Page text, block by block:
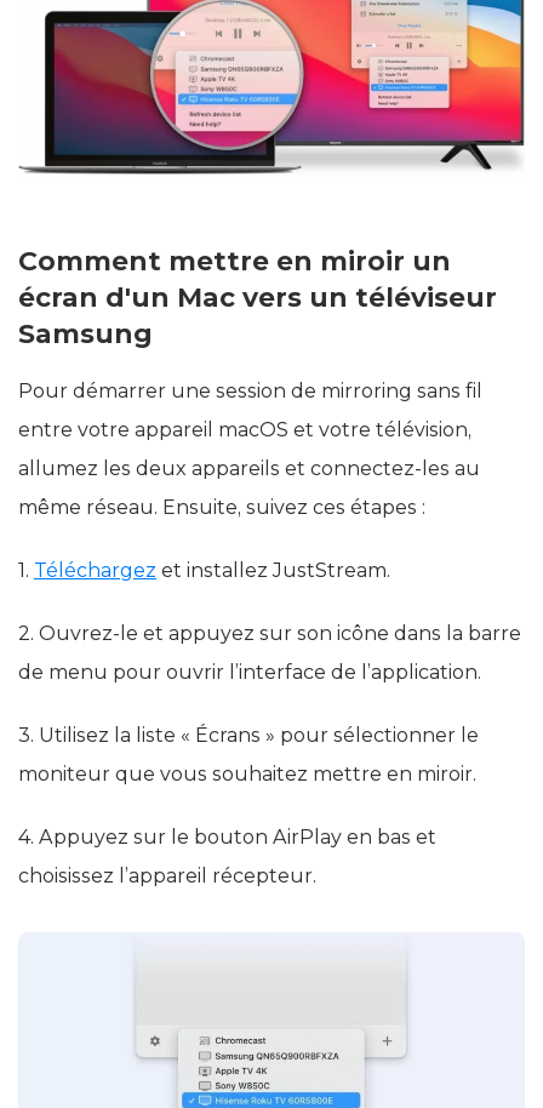
Comment mettre en miroir un
écran d'un Mac vers un téléviseur
Samsung
Pour démarrer une session de mirroring sans fil
entre votre appareil macOS et votre télévision,
allumez les deux appareils et connectez-les au
même réseau. Ensuite, suivez ces étapes :
1. Téléchargez et installez JustStream.
2. Ouvrez-le et appuyez sur son icône dans la barre
de menu pour ouvrir l’interface de l’application.
3. Utilisez la liste « Écrans » pour sélectionner le
moniteur que vous souhaitez mettre en miroir.
4. Appuyez sur le bouton AirPlay en bas et
choisissez l’appareil récepteur.